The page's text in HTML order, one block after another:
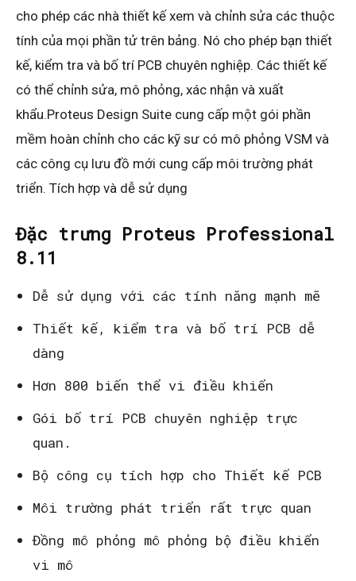
cho phép các nhà thiết kế xem và chỉnh sửa các thuộc
tính của mọi phần tử trên bảng. Nó cho phép bạn thiết
kế, kiểm tra và bố trí PCB chuyên nghiệp. Các thiết kế
có thể chỉnh sửa, mô phỏng, xác nhận và xuất
khẩu.Proteus Design Suite cung cấp một gói phần
mềm hoàn chỉnh cho các kỹ sư có mô phỏng VSM và
các công cụ lưu đồ mới cung cấp môi trường phát
triển. Tích hợp và dễ sử dụng
Đặc trưng Proteus Professional
8.11
Dễ sử dụng với các tính năng mạnh mẽ
Thiết kế, kiểm tra và bố trí PCB dễ
dàng
Hơn 800 biến thể vi điều khiển
Gói bố trí PCB chuyên nghiệp trực
quan.
Bộ công cụ tích hợp cho Thiết kế PCB
Môi trường phát triển rất trực quan
Đồng mô phỏng mô phỏng bộ điều khiển
vi mô